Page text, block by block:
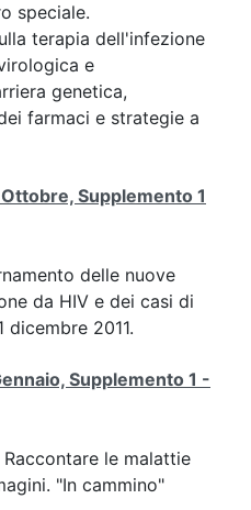
speciale.
terapia dell'infezione
e
genetica,
farmaci e strategie a
Ottobre, Supplemento 1
delle nuove
da HIV e dei casi di
dicembre 2011.
Supplemento 1 -
le malattie
"In cammino"